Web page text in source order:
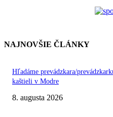
NAJNOVŠIE ČLÁNKY
Hľadáme prevádzkara/
kaštieli v Modre
8. augusta 2026